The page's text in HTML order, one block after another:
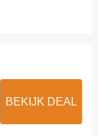
BEKIJK DEAL